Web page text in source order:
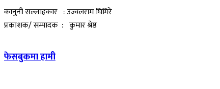
कानुनी सल्लाहकार : उज्वलराम घिमिरे
प्रकाशक/ सम्पादक : कुमार श्रेष्ठ
फेसबुकमा हामी